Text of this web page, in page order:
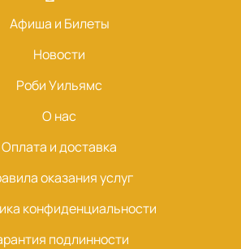
Афиша и Билеты
Новости
Роби Уильямс
О нас
Оплата и доставка
оказания услуг
конфиденциальности
подлинности